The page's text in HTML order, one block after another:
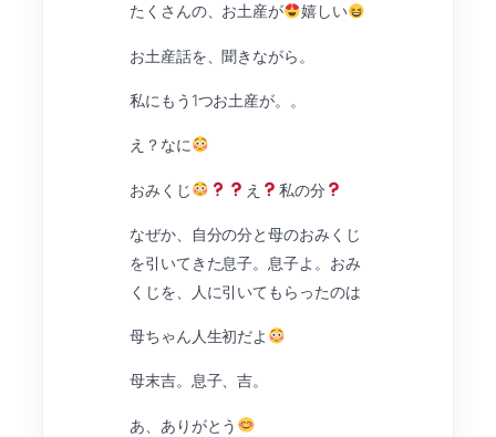
たくさんの、お土産が 嬉しい
お土産話を、聞きながら。
私にもう1つお土産が。。
え？なに
おみくじ え 私の分
なぜか、自分の分と母のおみくじ
を引いてきた息子。息子よ。おみ
くじを、人に引いてもらったのは
母ちゃん人生初だよ
母末吉。息子、吉。
あ、ありがとう